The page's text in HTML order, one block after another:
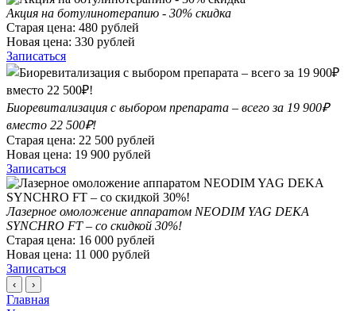
Акция на ботулинотерапию - 30% скидка
Старая цена: 480 рублей
Новая цена: 330 рублей
Записаться
Биоревитализация с выбором препарата – всего за 19 900₽
вместо 22 500₽!
Старая цена: 22 500 рублей
Новая цена: 19 900 рублей
Записаться
Лазерное омоложение аппаратом NEODIM YAG DEKA
SYNCHRO FT – со скидкой 30%!
Старая цена: 16 000 рублей
Новая цена: 11 000 рублей
Записаться
‹ ›
Главная